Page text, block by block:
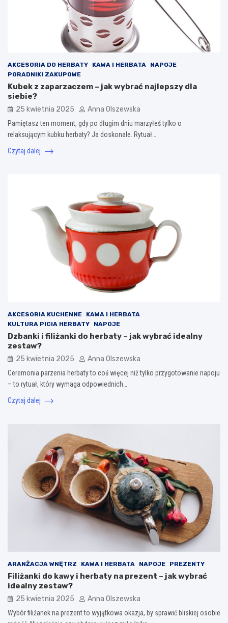
AKCESORIA DO HERBATY KAWA I HERBATA
NAPOJE
PORADNIKI ZAKUPOWE
Kubek z zaparzaczem – jak wybrać najlepszy dla
siebie?
25 kwietnia 2025 Anna Olszewska
Pamiętasz ten moment, gdy po długim dniu marzyłeś tylko o
relaksującym kubku herbaty? Ja doskonale. Rytuał…
Czytaj dalej
AKCESORIA KUCHENNE
KAWA I HERBATA
KULTURA PICIA HERBATY
NAPOJE
Dzbanki i filiżanki do herbaty – jak wybrać idealny
zestaw?
25 kwietnia 2025 Anna Olszewska
Ceremonia parzenia herbaty to coś więcej niż tylko przygotowanie napoju
– to rytuał, który wymaga odpowiednich…
Czytaj dalej
ARANŻACJA WNĘTRZ KAWA I HERBATA NAPOJE PREZENTY
Filiżanki do kawy i herbaty na prezent – jak wybrać
idealny zestaw?
25 kwietnia 2025 Anna Olszewska
Wybór filiżanek na prezent to wyjątkowa okazja, by sprawić bliskiej osobie